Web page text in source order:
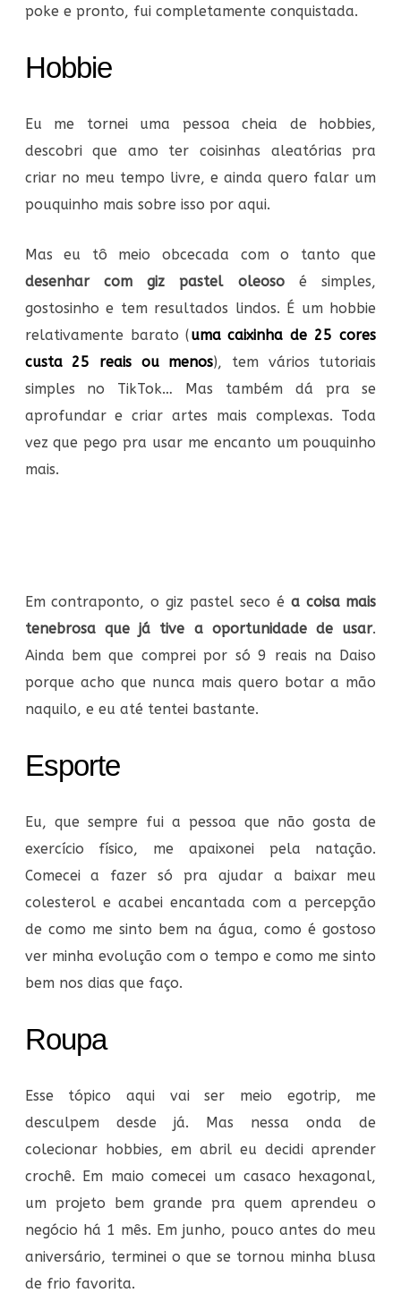
poke e pronto, fui completamente conquistada.
Hobbie
Eu me tornei uma pessoa cheia de hobbies,
descobri que amo ter coisinhas aleatórias pra
criar no meu tempo livre, e ainda quero falar um
pouquinho mais sobre isso por aqui.
Mas eu tô meio obcecada com o tanto que
desenhar com giz pastel oleosoé simples,
gostosinho e tem resultados lindos. É um hobbie
relativamente barato (uma caixinha de 25 cores
custa 25 reais ou menos), tem vários tutoriais
simples no TikTok… Mas também dá pra se
aprofundar e criar artes mais complexas. Toda
vez que pego pra usar me encanto um pouquinho
mais.
Em contraponto, o giz pastel seco é a coisa mais
tenebrosa que já tive a oportunidade de usar.
Ainda bem que comprei por só 9 reais na Daiso
porque acho que nunca mais quero botar a mão
naquilo, e eu até tentei bastante.
Esporte
Eu, que sempre fui a pessoa que não gosta de
exercício físico, me apaixonei pela natação.
Comecei a fazer só pra ajudar a baixar meu
colesterol e acabei encantada com a percepção
de como me sinto bem na água, como é gostoso
ver minha evolução com o tempo e como me sinto
bem nos dias que faço.
Roupa
Esse tópico aqui vai ser meio egotrip, me
desculpem desde já. Mas nessa onda de
colecionar hobbies, em abril eu decidi aprender
crochê. Em maio comecei um casaco hexagonal,
um projeto bem grande pra quem aprendeu o
negócio há 1 mês. Em junho, pouco antes do meu
aniversário, terminei o que se tornou minha blusa
de frio favorita.